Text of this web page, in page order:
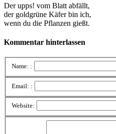
Der upps! vom Blatt abfällt,
der goldgrüne Käfer bin ich,
wenn du die Pflanzen gießt.
Kommentar hinterlassen
Name: :
Email: :
Website: